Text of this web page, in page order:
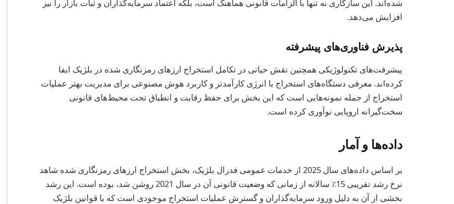
شده‌اند. این سازگاری نه تنها با الزامات قانونی هماهنگ است، بلکه اعتماد سرمایه‌گذاران و ثبات بازار را نیز
افزایش می‌دهد.
پذیرش فناوری‌های پیشرفته
پیشرفت‌های تکنولوژیکی همچنین نقش حیاتی در تکامل استخراج ارزهای رمزنگاری شده در بلژیک ایفا
کرده‌اند. معرفی دستگاه‌های استخراج با انرژی کارآمدتر و کاربرد هوش مصنوعی برای مدیریت بهتر عملیات
استخراج از جمله نمونه‌هایی است که این بخش برای حفظ رقابت و انطباق تحت محیط‌های قانونی
سخت‌گیرانه اروپایی نوآوری کرده است.
داده‌ها و آمار
بر اساس داده‌های سال 2025 از خدمات عمومی فدرال بلژیک، بخش استخراج ارزهای رمزنگاری شده شاهد
نرخ رشد تقریبی 15٪ سالانه از زمانی که وضعیت قانونی آن در سال 2021 روشن شد، بوده است. این رشد
بخشی از آن به دلیل ورود سرمایه‌گذاران و گسترش عملیات استخراج موجودی است که با قوانین بلژیک